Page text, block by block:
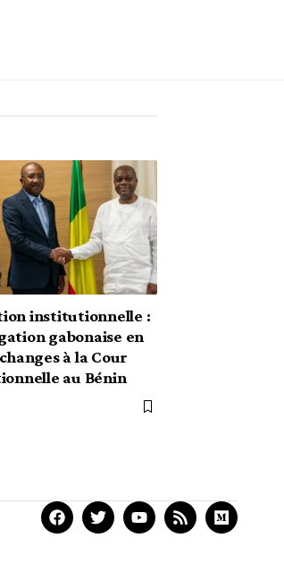
institutionnelle :
gabonaise en
à la Cour
au Bénin